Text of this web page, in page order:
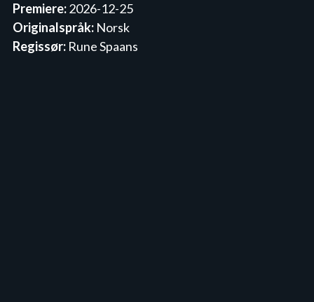
Premiere:2026-12-25
Originalspråk: Norsk
Regissør: Rune Spaans